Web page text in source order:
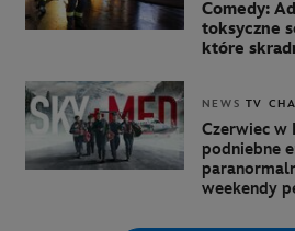
Comedy:
toksyczne
które
NEWS TV
Czerwiec w
podniebne
weekendy